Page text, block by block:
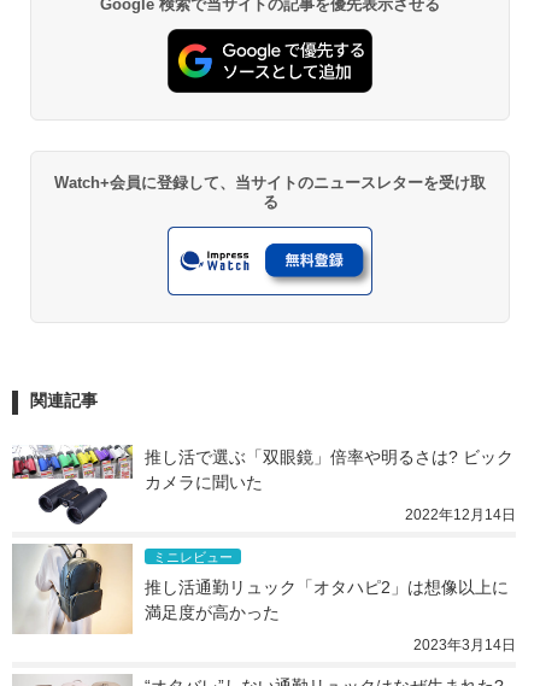
Google 検索で当サイトの記事を優先表示させる
Watch+会員に登録して、当サイトのニュースレターを受け取
る
関連記事
推し活で選ぶ「双眼鏡」倍率や明るさは? ビック
カメラに聞いた
2022年12月14日
ミニレビュー
推し活通勤リュック「オタハピ2」は想像以上に
満足度が高かった
2023年3月14日